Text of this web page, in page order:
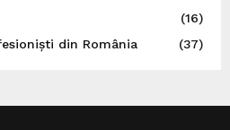
(16)
din România
(37)